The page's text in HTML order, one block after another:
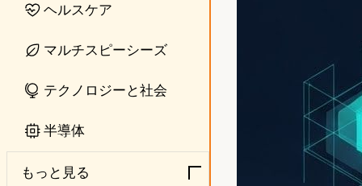
ヘルスケア
マルチスピーシーズ
テクノロジーと社会
半導体
もっと見る